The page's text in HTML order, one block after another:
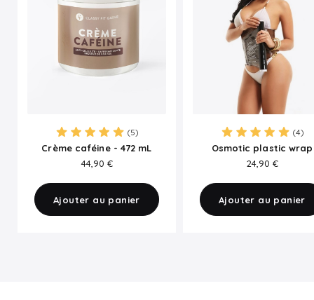
(5)
Crème caféine - 472 mL
PRIX
44,90 €
Ajouter au panier
(4)
Osmotic plastic wrap
PRIX
24,90 €
Ajouter au panier